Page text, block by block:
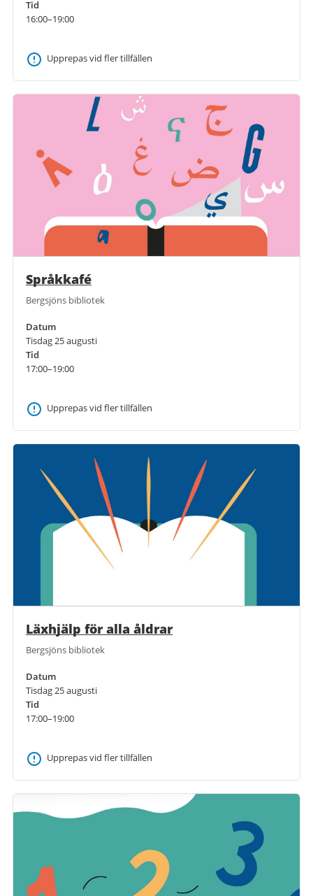
Tid
16:00–19:00
Upprepas vid fler tillfällen
Språkkafé
Bergsjöns bibliotek
Datum
Tisdag 25 augusti
Tid
17:00–19:00
Upprepas vid fler tillfällen
Läxhjälp för alla åldrar
Bergsjöns bibliotek
Datum
Tisdag 25 augusti
Tid
17:00–19:00
Upprepas vid fler tillfällen